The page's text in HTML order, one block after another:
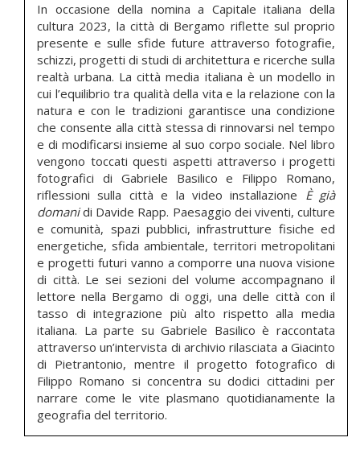
In occasione della nomina a Capitale italiana della
cultura 2023, la città di Bergamo riflette sul proprio
presente e sulle sfide future attraverso fotografie,
schizzi, progetti di studi di architettura e ricerche sulla
realtà urbana. La città media italiana è un modello in
cui l’equilibrio tra qualità della vita e la relazione con la
natura e con le tradizioni garantisce una condizione
che consente alla città stessa di rinnovarsi nel tempo
e di modificarsi insieme al suo corpo sociale. Nel libro
vengono toccati questi aspetti attraverso i progetti
fotografici di Gabriele Basilico e Filippo Romano,
riflessioni sulla città e la video installazione È già
domanidi Davide Rapp. Paesaggio dei viventi, culture
e comunità, spazi pubblici, infrastrutture fisiche ed
energetiche, sfida ambientale, territori metropolitani
e progetti futuri vanno a comporre una nuova visione
di città. Le sei sezioni del volume accompagnano il
lettore nella Bergamo di oggi, una delle città con il
tasso di integrazione più alto rispetto alla media
italiana. La parte su Gabriele Basilico è raccontata
attraverso un’intervista di archivio rilasciata a Giacinto
di Pietrantonio, mentre il progetto fotografico di
Filippo Romano si concentra su dodici cittadini per
narrare come le vite plasmano quotidianamente la
geografia del territorio.